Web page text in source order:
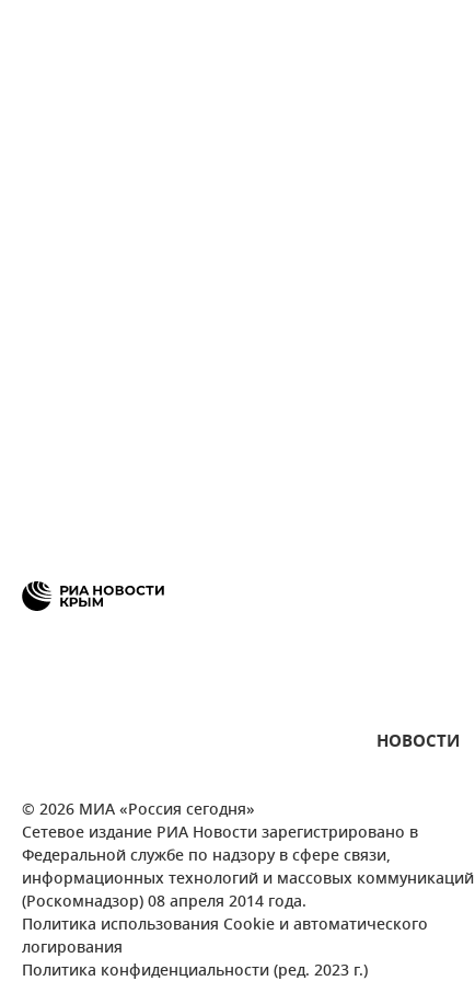
НОВОСТИ
© 2026 МИА «Россия сегодня»
Сетевое издание РИА Новости зарегистрировано в
Федеральной службе по надзору в сфере связи,
информационных технологий и массовых коммуникаций
(Роскомнадзор) 08 апреля 2014 года.
Политика использования Cookie и автоматического
логирования
Политика конфиденциальности (ред. 2023 г.)